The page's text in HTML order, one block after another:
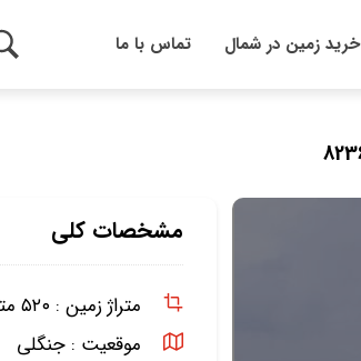
خرید زمین در شمال تماس با ما
مشخصات کلی
متراژ زمین : ۵۲۰ متر
موقعیت : جنگلی